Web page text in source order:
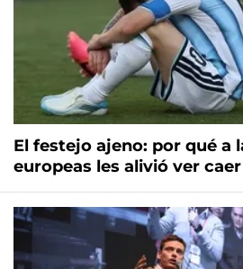
El festejo ajeno: por qué a
europeas les alivió ver